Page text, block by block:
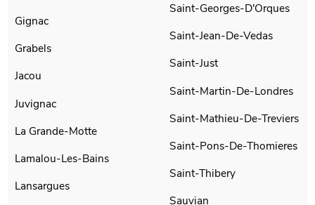
Gignac
Grabels
Jacou
Juvignac
La Grande-Motte
Lamalou-Les-Bains
Lansargues
Saint-Georges-D'Orques
Saint-Jean-De-Vedas
Saint-Just
Saint-Martin-De-Londres
Saint-Mathieu-De-Treviers
Saint-Pons-De-Thomieres
Saint-Thibery
Sauvian